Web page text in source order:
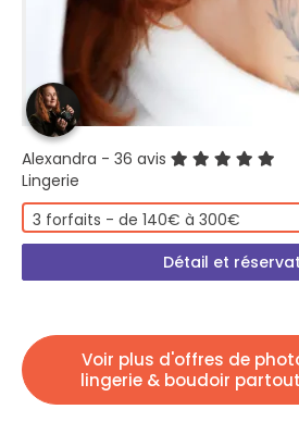
Alexandra - 36 avis
Lingerie
3 forfaits - de 140€ à 300€
Détail et
Voir plus d'offres de
lingerie & boudoir